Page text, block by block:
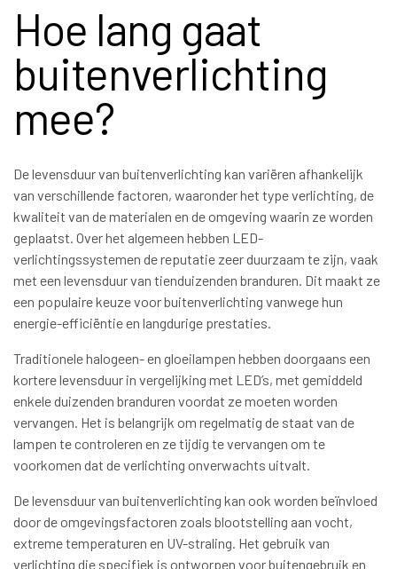
Hoe lang gaat
buitenverlichting
mee?
De levensduur van buitenverlichting kan variëren afhankelijk
van verschillende factoren, waaronder het type verlichting, de
kwaliteit van de materialen en de omgeving waarin ze worden
geplaatst. Over het algemeen hebben LED-
verlichtingssystemen de reputatie zeer duurzaam te zijn, vaak
met een levensduur van tienduizenden branduren. Dit maakt ze
een populaire keuze voor buitenverlichting vanwege hun
energie-efficiëntie en langdurige prestaties.
Traditionele halogeen- en gloeilampen hebben doorgaans een
kortere levensduur in vergelijking met LED’s, met gemiddeld
enkele duizenden branduren voordat ze moeten worden
vervangen. Het is belangrijk om regelmatig de staat van de
lampen te controleren en ze tijdig te vervangen om te
voorkomen dat de verlichting onverwachts uitvalt.
De levensduur van buitenverlichting kan ook worden beïnvloed
door de omgevingsfactoren zoals blootstelling aan vocht,
extreme temperaturen en UV-straling. Het gebruik van
verlichting die specifiek is ontworpen voor buitengebruik en